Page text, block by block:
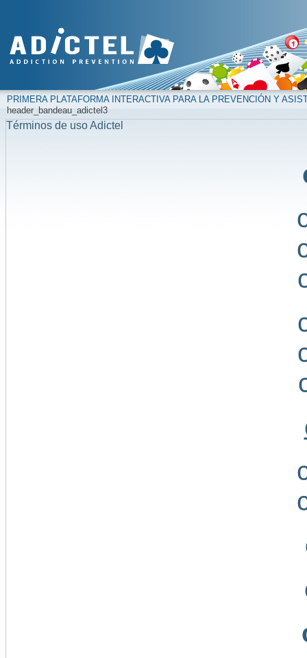
PRIMERA PLATAFORMA INTERACTIVA PARA LA PREVENCIÓN Y
header_bandeau_adictel3
Términos de uso Adictel